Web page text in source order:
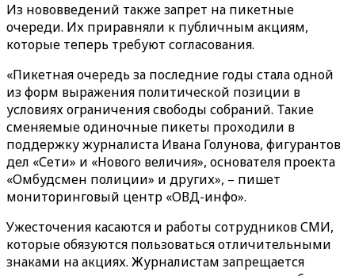
Из нововведений также запрет на пикетные
очереди. Их приравняли к публичным акциям,
которые теперь требуют согласования.
«Пикетная очередь за последние годы стала одной
из форм выражения политической позиции в
условиях ограничения свободы собраний. Такие
сменяемые одиночные пикеты проходили в
поддержку журналиста Ивана Голунова, фигурантов
дел «Сети» и «Нового величия», основателя проекта
«Омбудсмен полиции» и других», – пишет
мониторинговый центр «ОВД-инфо».
Ужесточения касаются и работы сотрудников СМИ,
которые обязуются пользоваться отличительными
знаками на акциях. Журналистам запрещается